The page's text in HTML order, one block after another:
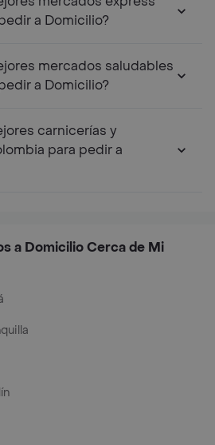
a Domicilio?
mercados saludables
a Domicilio?
carnicerías y
para pedir a
a Domicilio Cerca de Mi